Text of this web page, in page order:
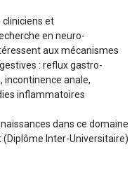
et
en neuro-
aux mécanismes
: reflux gastro-
incontinence anale,
inflammatoires
dans ce domaine
(Diplôme Inter-Universitaire)